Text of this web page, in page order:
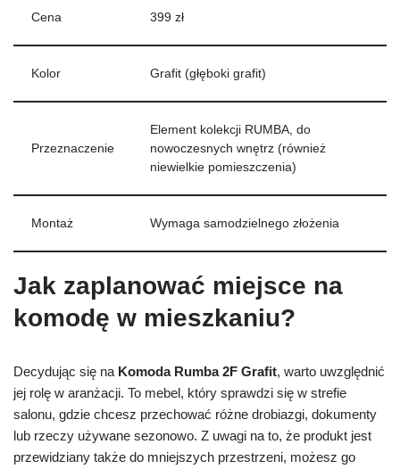
Cena 399 zł
Kolor Grafit (głęboki grafit)
Przeznaczenie
Element kolekcji RUMBA, do
nowoczesnych wnętrz (również
niewielkie pomieszczenia)
Montaż Wymaga samodzielnego złożenia
Jak zaplanować miejsce na
komodę w mieszkaniu?
Decydując się na Komoda Rumba 2F Grafit, warto uwzględnić
jej rolę w aranżacji. To mebel, który sprawdzi się w strefie
salonu, gdzie chcesz przechować różne drobiazgi, dokumenty
lub rzeczy używane sezonowo. Z uwagi na to, że produkt jest
przewidziany także do mniejszych przestrzeni, możesz go